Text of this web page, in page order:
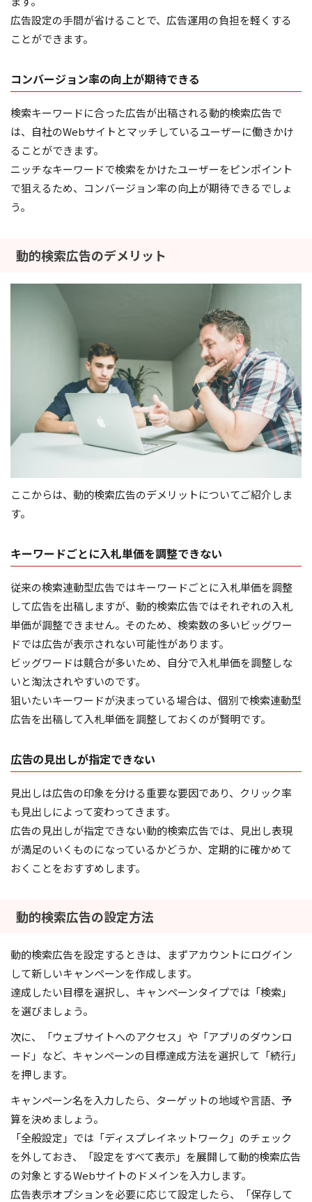
広告設定の手間が省けることで、広告運用の負担を軽くする
ことができます。
コンバージョン率の向上が期待できる
検索キーワードに合った広告が出稿される動的検索広告で
は、自社のWebサイトとマッチしているユーザーに働きかけ
ることができます。
ニッチなキーワードで検索をかけたユーザーをピンポイント
で狙えるため、コンバージョン率の向上が期待できるでしょ
う。
動的検索広告のデメリット
ここからは、動的検索広告のデメリットについてご紹介しま
す。
キーワードごとに入札単価を調整できない
従来の検索連動型広告ではキーワードごとに入札単価を調整
して広告を出稿しますが、動的検索広告ではそれぞれの入札
単価が調整できません。そのため、検索数の多いビッグワー
ドでは広告が表示されない可能性があります。
ビッグワードは競合が多いため、自分で入札単価を調整しな
いと淘汰されやすいのです。
狙いたいキーワードが決まっている場合は、個別で検索連動型
広告を出稿して入札単価を調整しておくのが賢明です。
広告の見出しが指定できない
見出しは広告の印象を分ける重要な要因であり、クリック率
も見出しによって変わってきます。
広告の見出しが指定できない動的検索広告では、見出し表現
が満足のいくものになっているかどうか、定期的に確かめて
おくことをおすすめします。
動的検索広告の設定方法
動的検索広告を設定するときは、まずアカウントにログイン
して新しいキャンペーンを作成します。
達成したい目標を選択し、キャンペーンタイプでは「検索」
を選びましょう。
次に、「ウェブサイトへのアクセス」や「アプリのダウンロ
ード」など、キャンペーンの目標達成方法を選択して「続行」
を押します。
キャンペーン名を入力したら、ターゲットの地域や言語、予
算を決めましょう。
「全般設定」では「ディスプレイネットワーク」のチェック
を外しておき、「設定をすべて表示」を展開して動的検索広告
の対象とするWebサイトのドメインを入力します。
広告表示オプションを必要に応じて設定したら、「保存して